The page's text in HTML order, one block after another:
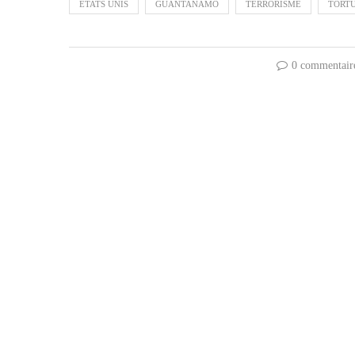
ETATS UNIS GUANTANAMO TERRORISME
0